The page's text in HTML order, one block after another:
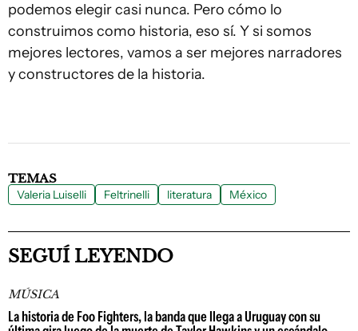
podemos elegir casi nunca. Pero cómo lo
construimos como historia, eso sí. Y si somos
mejores lectores, vamos a ser mejores narradores
y constructores de la historia.
TEMAS
Valeria Luiselli Feltrinelli literatura México
SEGUÍ LEYENDO
MÚSICA
La historia de Foo Fighters, la banda que llega a Uruguay con su